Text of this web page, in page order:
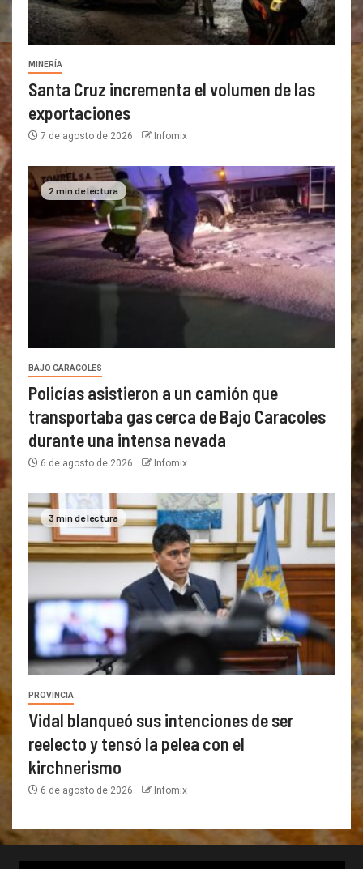
MINERÍA
Santa Cruz incrementa el volumen de las
exportaciones
7 de agosto de 2026 Infomix
2 min de lectura
BAJO CARACOLES
Policías asistieron a un camión que
transportaba gas cerca de Bajo Caracoles
durante una intensa nevada
6 de agosto de 2026 Infomix
3 min de lectura
PROVINCIA
Vidal blanqueó sus intenciones de ser
reelecto y tensó la pelea con el
kirchnerismo
6 de agosto de 2026 Infomix